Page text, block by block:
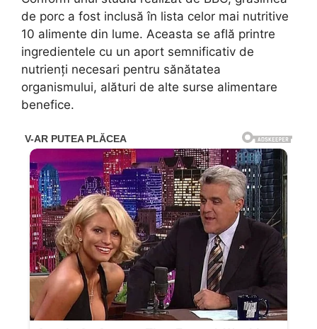
de porc a fost inclusă în lista celor mai nutritive
10 alimente din lume. Aceasta se află printre
ingredientele cu un aport semnificativ de
nutrienți necesari pentru sănătatea
organismului, alături de alte surse alimentare
benefice.